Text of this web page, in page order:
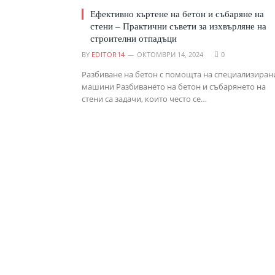
Ефективно къртене на бетон и събаряне на
стени – Практични съвети за изхвърляне на
строителни отпадъци
BY EDITOR14 ОКТОМВРИ 14, 2024 0
Разбиване на бетон с помощта на
машини Разбиването на бетон и събарянето на
стени са задачи, които често се…